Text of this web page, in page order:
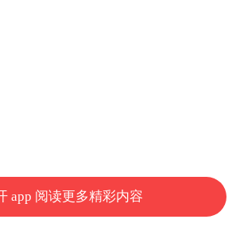
app 阅读更多精彩内容